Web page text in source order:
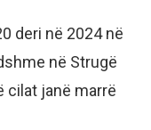
deri në 2024 në
në Strugë
cilat janë marrë